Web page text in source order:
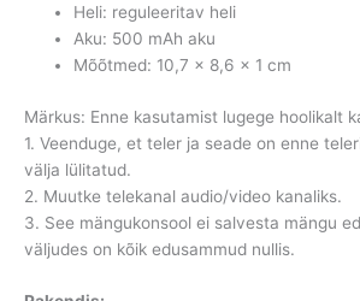
Heli: reguleeritav heli
Aku: 500 mAh aku
Mõõtmed: 10,7 x 8,6 x 1 cm
Märkus: Enne kasutamist lugege hoolikalt
1. Veenduge, et teler ja seade on enne
välja lülitatud.
2. Muutke telekanal audio/video kanaliks.
3. See mängukonsool ei salvesta mängu
väljudes on kõik edusammud nullis.